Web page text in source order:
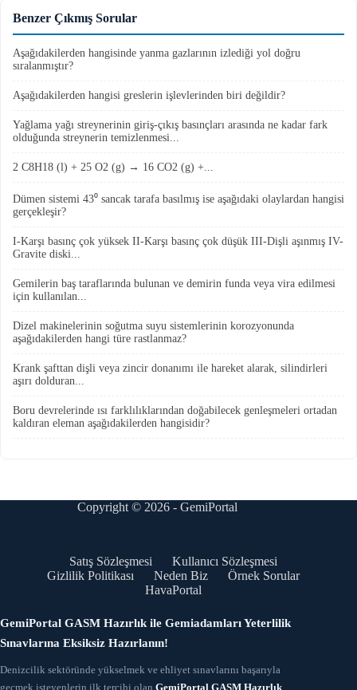
Benzer Çıkmış Sorular
Aşağıdakilerden hangisinde yanma gazlarının izlediği yol doğru
sıralanmıştır?
Aşağıdakilerden hangisi greslerin işlevlerinden biri değildir?
Yağlama yağı streynerinin giriş-çıkış basınçları arasında ne kadar fark
olduğunda streynerin temizlenmesi...
2 C8H18 (l) + 25 O2 (g) → 16 CO2 (g) +...
Dümen sistemi 43⁰ sancak tarafa basılmış ise aşağıdaki olaylardan hangisi
gerçekleşir?
I-Karşı basınç çok yüksek II-Karşı basınç çok düşük III-Dişli aşınmış IV-
Gravite diski...
Gemilerin baş taraflarında bulunan ve demirin funda veya vira edilmesi
için kullanılan...
Dizel makinelerinin soğutma suyu sistemlerinin korozyonunda
aşağıdakilerden hangi türe rastlanmaz?
Krank şafttan dişli veya zincir donanımı ile hareket alarak, silindirleri
aşırı dolduran...
Boru devrelerinde ısı farklılıklarından doğabilecek genleşmeleri ortadan
kaldıran eleman aşağıdakilerden hangisidir?
Copyright © 2026 - GemiPortal
Satış Sözleşmesi
Kullanıcı Sözleşmesi
Gizlilik Politikası
Neden Biz
Örnek Sorular
HavaPortal
GemiPortal GASM Hazırlık ile Gemiadamları Yeterlilik
Sınavlarına Eksiksiz Hazırlanın!
Denizcilik sektöründe yükselmek ve ehliyet sınavlarını başarıyla
geçmek isteyenlerin ilk tercihi olan GemiPortal GASM Hazırlık